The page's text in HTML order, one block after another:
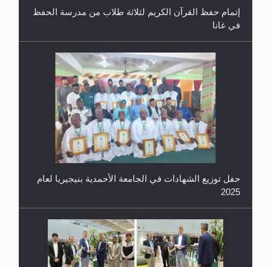
حفل توزيع الشهادات في الجامعة الأحمدية بنيجيريا لعام
2025
معرض القرآن الكريم لمدة ثلاثين يوما في مكتبة مدينة
ريهيماكي في فنلند